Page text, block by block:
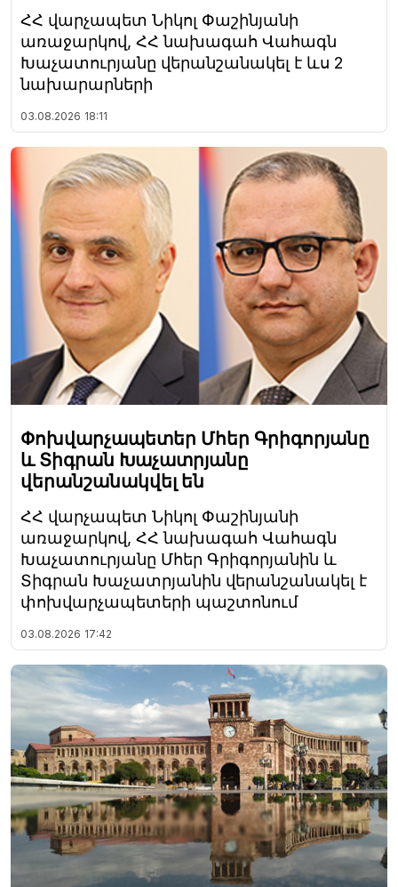
ՀՀ վարչապետ Նիկոլ Փաշինյանի
առաջարկով, ՀՀ նախագահ Վահագն
Խաչատուրյանը վերանշանակել է ևս 2
նախարարների
03.08.2026 18:11
Փոխվարչապետեր Մհեր Գրիգորյանը
և Տիգրան Խաչատրյանը
վերանշանակվել են
ՀՀ վարչապետ Նիկոլ Փաշինյանի
առաջարկով, ՀՀ նախագահ Վահագն
Խաչատուրյանը Մհեր Գրիգորյանին և
Տիգրան Խաչատրյանին վերանշանակել է
փոխվարչապետերի պաշտոնում
03.08.2026 17:42